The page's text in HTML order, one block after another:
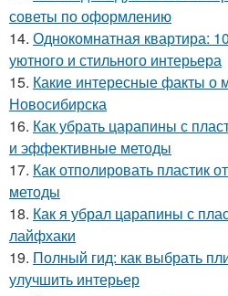
советы по оформлению
14. Однокомнатная квартира:
уютного и стильного интерьера
15. Какие интересные факты о
Новосибирска
16. Как убрать царапины с
и эффективные методы
17. Как отполировать пластик
методы
18. Как я убрал царапины с
лайфхаки
19. Полный гид: как выбрать
улучшить интерьер